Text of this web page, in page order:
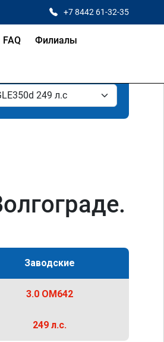
+7 8442 61-32-35
FAQ Филиалы
Заводские
3.0 OM642
249 л.с.